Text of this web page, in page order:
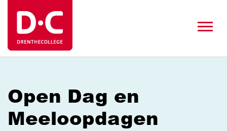
Open Dag en
Meeloopdagen